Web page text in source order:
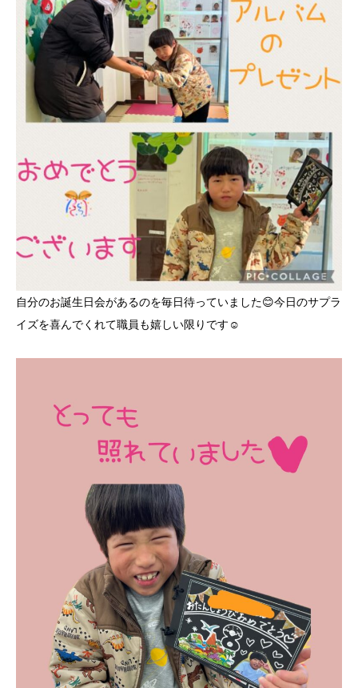
自分のお誕生日会があるのを毎日待っていました😊今日のサプラ
イズを喜んでくれて職員も嬉しい限りです☺️